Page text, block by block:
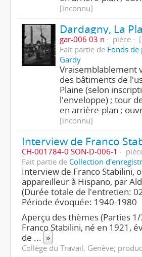
[inconnu]
gar-006 03 n pièce
Fait partie de Fonds
Gardy
Vraisemblablement
des bâtiments de
Plaine (selon
l'enveloppe) ; tour
en arrière-plan ;
[inconnu]
CH-001784-0 SON-D-006-1
Fait partie de Collection
Interview de Franco Stabilini,
appareilleur à Hispano, par
(Durée totale de l'entretien:
Période évoquée: 1940-1980
Aperçu des thèmes (Parties
Franco Stabilini, né en 1921,
de ... »
Collège du Travail, Genève;